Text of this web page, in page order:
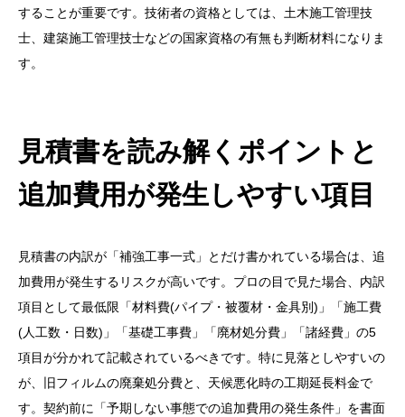
することが重要です。技術者の資格としては、土木施工管理技
士、建築施工管理技士などの国家資格の有無も判断材料になりま
す。
見積書を読み解くポイントと
追加費用が発生しやすい項目
見積書の内訳が「補強工事一式」とだけ書かれている場合は、追
加費用が発生するリスクが高いです。プロの目で見た場合、内訳
項目として最低限「材料費(パイプ・被覆材・金具別)」「施工費
(人工数・日数)」「基礎工事費」「廃材処分費」「諸経費」の5
項目が分かれて記載されているべきです。特に見落としやすいの
が、旧フィルムの廃棄処分費と、天候悪化時の工期延長料金で
す。契約前に「予期しない事態での追加費用の発生条件」を書面